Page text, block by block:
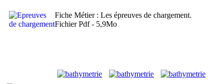
Fiche Métier : Les épreuves de chargement.
Fichier Pdf - 5,9Mo